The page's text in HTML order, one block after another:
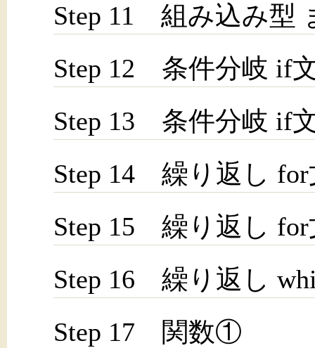
Step 11 組み込み型
Step 12 条件分岐 if
Step 13 条件分岐 if
Step 14 繰り返し
Step 15 繰り返し
Step 16 繰り返し
Step 17 関数①